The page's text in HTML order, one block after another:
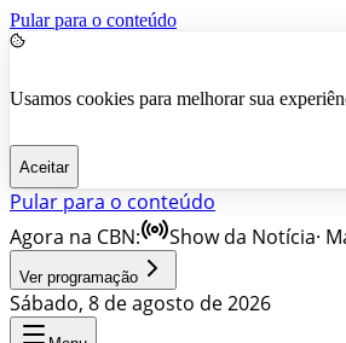
Pular para o conteúdo
Usamos cookies para melhorar sua
Aceitar
Pular para o conteúdo
Agora na CBN:
Show da Notícia·
Ver programação
Sábado, 8 de agosto de 2026